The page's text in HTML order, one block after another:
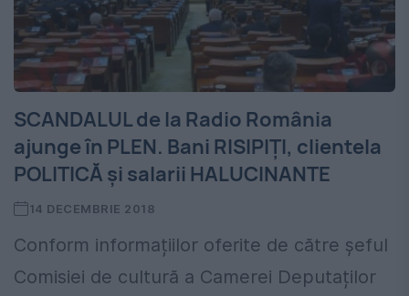
SCANDALUL de la Radio România
ajunge în PLEN. Bani RISIPIȚI, clientela
POLITICĂ și salarii HALUCINANTE
14 DECEMBRIE 2018
Conform informațiilor oferite de către șeful
Comisiei de cultură a Camerei Deputaților